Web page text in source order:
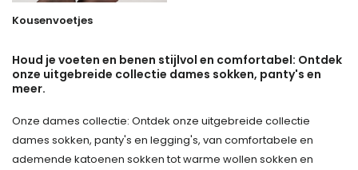
Kousenvoetjes
Houd je voeten en benen stijlvol en comfortabel: Ontdek
onze uitgebreide collectie dames sokken, panty's en
meer.
Onze dames collectie: Ontdek onze uitgebreide collectie
dames sokken, panty's en legging's, van comfortabele en
ademende katoenen sokken tot warme wollen sokken en